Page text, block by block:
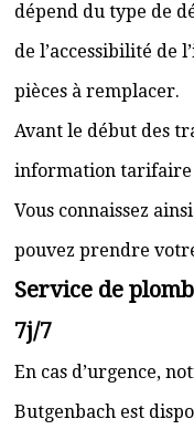
dépend du type de
de l’accessibilité de
pièces à remplacer.
Avant le début des
information tarifaire
Vous connaissez
pouvez prendre
Service de
7j/7
En cas d’urgence,
Butgenbach est